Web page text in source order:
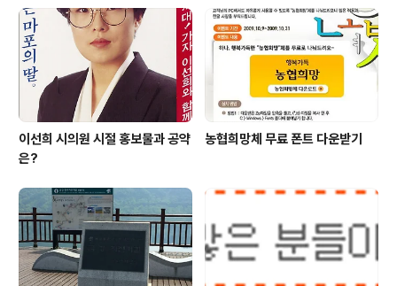
지 에 등장하는 여성들은 다채롭습니다. 살아있는 인물도
있고 이미 죽은 인물도 있습니다. 처음 제목만 보고는 카사
노바의 일기정도 같지만 사실은 고종석 본인에게 어떤식으
로든 영향을 미친 여자들을 소개하고 있습니다. 로..
이선희 시의원 시절 홍보물과 공약
은?
농협희망체 무료 폰트 다운받기